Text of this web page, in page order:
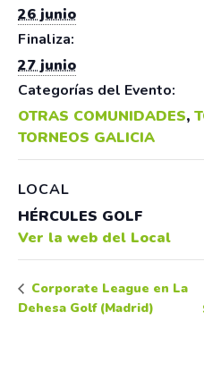
26 junio
Finaliza:
27 junio
Categorías del Evento:
OTRAS COMUNIDADES,
TORNEOS GALICIA
LOCAL
HÉRCULES GOLF
Ver la web del Local
Corporate League en La
Dehesa Golf (Madrid)